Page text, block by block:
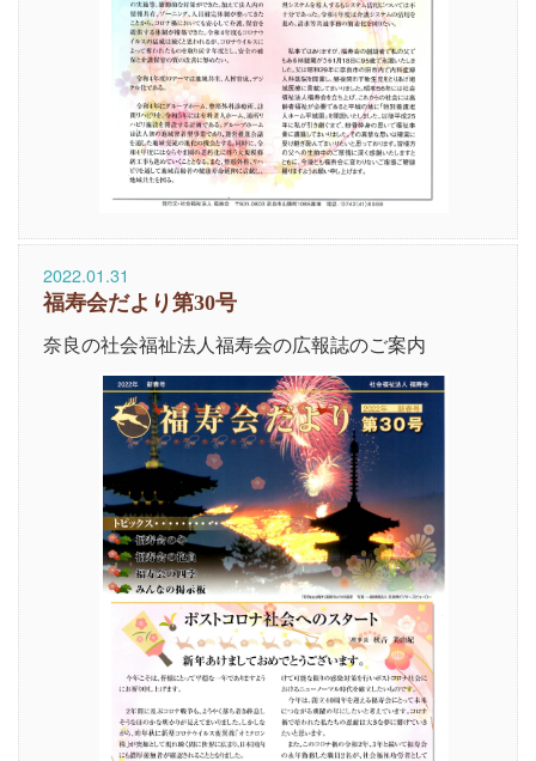
2022.01.31
福寿会だより第30号
奈良の社会福祉法人福寿会の広報誌のご案内